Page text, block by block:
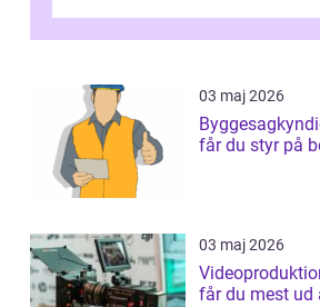
d...
03 maj 2026
Byggesagkyndig
får du styr på
03 maj 2026
får du mest ud